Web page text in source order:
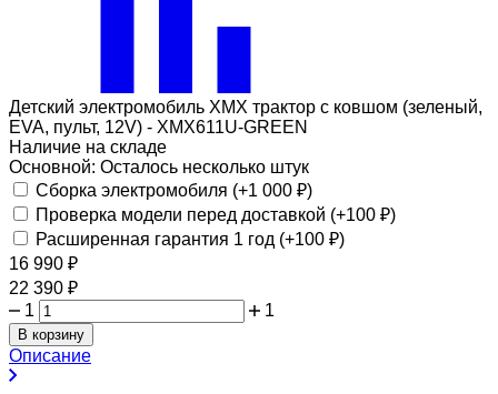
Детский электромобиль XMX трактор с ковшом (зеленый,
EVA, пульт, 12V) - XMX611U-GREEN
Наличие на складе
Основной: Осталось несколько штук
Сборка электромобиля (+1 000 ₽)
Проверка модели перед доставкой (+100 ₽)
Расширенная гарантия 1 год (+100 ₽)
16 990 ₽
22 390 ₽
1
1
В корзину
Описание